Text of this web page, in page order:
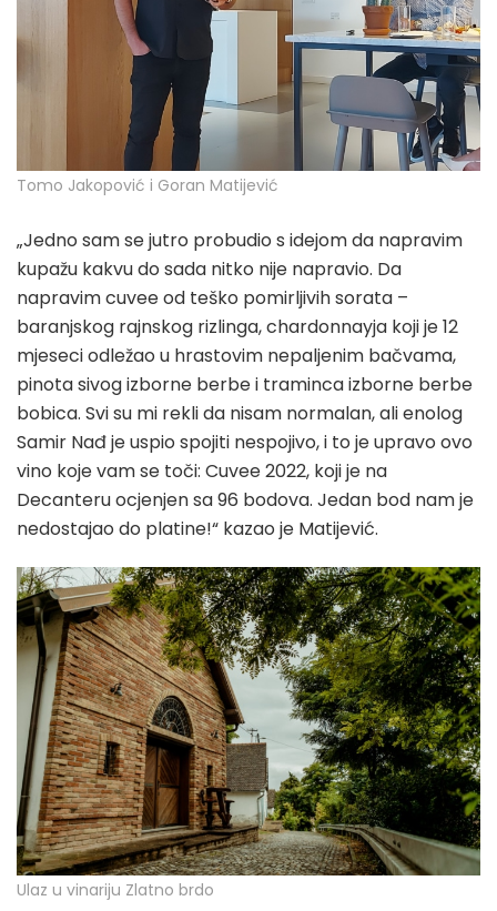
Tomo Jakopović i Goran Matijević
„Jedno sam se jutro probudio s idejom da napravim
kupažu kakvu do sada nitko nije napravio. Da
napravim cuvee od teško pomirljivih sorata –
baranjskog rajnskog rizlinga, chardonnayja koji je 12
mjeseci odležao u hrastovim nepaljenim bačvama,
pinota sivog izborne berbe i traminca izborne berbe
bobica. Svi su mi rekli da nisam normalan, ali enolog
Samir Nađ je uspio spojiti nespojivo, i to je upravo ovo
vino koje vam se toči: Cuvee 2022, koji je na
Decanteru ocjenjen sa 96 bodova. Jedan bod nam je
nedostajao do platine!“ kazao je Matijević.
Ulaz u vinariju Zlatno brdo